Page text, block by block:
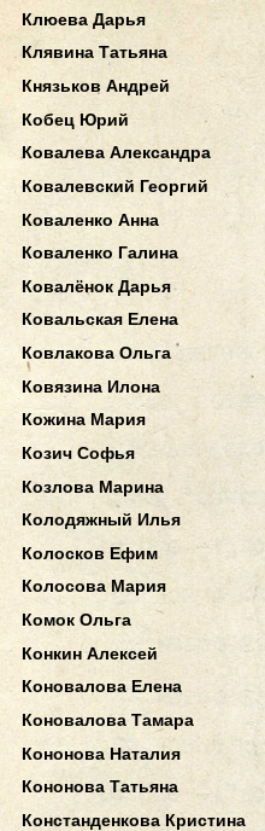
Клюева Дарья
Клявина Татьяна
Князьков Андрей
Кобец Юрий
Ковалева Александра
Ковалевский Георгий
Коваленко Анна
Коваленко Галина
Ковалёнок Дарья
Ковальская Елена
Ковлакова Ольга
Ковязина Илона
Кожина Мария
Козич Софья
Козлова Марина
Колодяжный Илья
Колосков Ефим
Колосова Мария
Комок Ольга
Конкин Алексей
Коновалова Елена
Коновалова Тамара
Кононова Наталия
Кононова Татьяна
Констанденкова Кристина